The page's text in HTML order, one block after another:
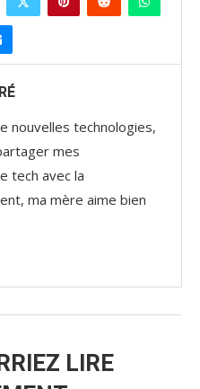
nouvelles technologies,
mes
tech avec la
ma mère aime bien
LIRE